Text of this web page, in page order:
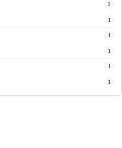
2
1
1
1
1
1